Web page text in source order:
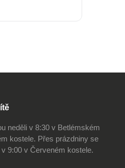
neděli v 8:30 v Betlémském
kostele. Přes prázdniny se
9:00 v Červeném kostele.